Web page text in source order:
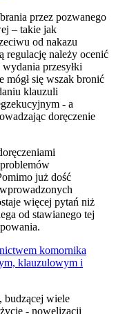
przez pozwanego
– takie jak
od nakazu
regulację należy ocenić
przesyłki
mógł się wszak bronić
klauzuli
- a
doręczenie
już dość
więcej pytań niż
od stawianego tej
komornika
klauzulowym i
budzącej wiele
- nowelizacji